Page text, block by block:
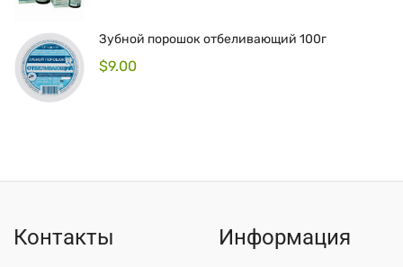
Зубной порошок отбеливающий 100г
$9.00
Контакты Информация